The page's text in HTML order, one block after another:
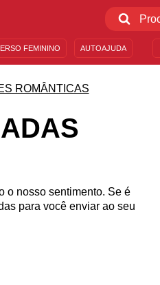
FEMININO AUTOAJUDA
ROMÂNTICAS
o nosso sentimento. Se é
para você enviar ao seu